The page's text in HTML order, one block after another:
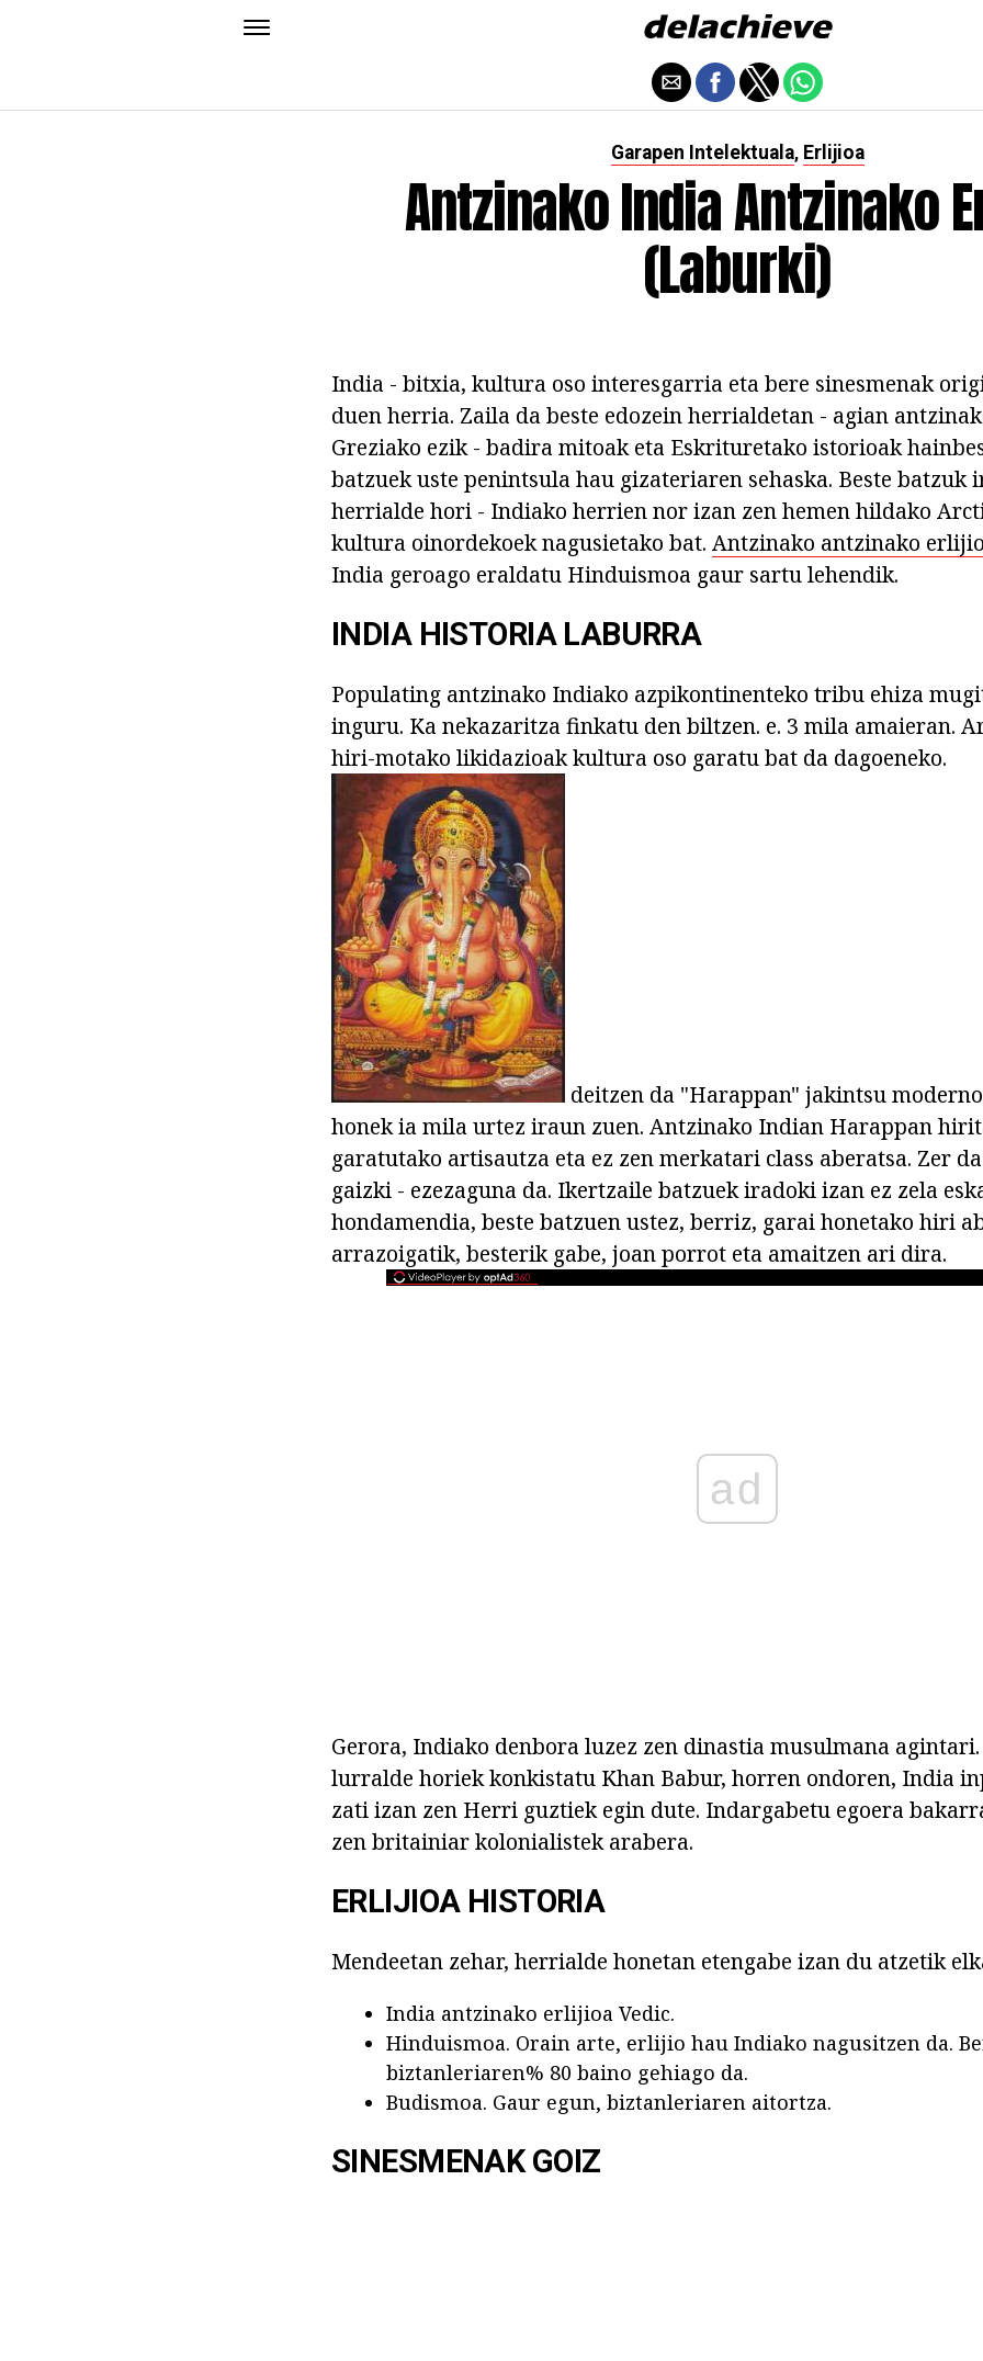
Garapen Intelektuala, Erlijioa
Antzinako India Antzinako
(laburki)
India - bitxia, kultura oso interesgarria eta bere sinesmenak
duen herria. Zaila da beste edozein herrialdetan - agian
Greziako ezik - badira mitoak eta Eskrituretako istorioak
batzuek uste penintsula hau gizateriaren sehaska. Beste batzuk
herrialde hori - Indiako herrien nor izan zen hemen hildako
kultura oinordekoek nagusietako bat. Antzinako antzinako erlijio
India geroago eraldatu Hinduismoa gaur sartu lehendik.
INDIA HISTORIA LABURRA
Populating antzinako Indiako azpikontinenteko tribu ehiza
inguru. Ka nekazaritza finkatu den biltzen. e. 3 mila amaieran.
hiri-motako likidazioak kultura oso garatu bat da dagoeneko.
deitzen da "Harappan" jakintsu
honek ia mila urtez iraun zuen. Antzinako Indian Harappan
garatutako artisautza eta ez zen merkatari class aberatsa. Zer
gaizki - ezezaguna da. Ikertzaile batzuek iradoki izan ez zela
hondamendia, beste batzuen ustez, berriz, garai honetako hiri
arrazoigatik, besterik gabe, joan porrot eta amaitzen ari dira.
ad
Gerora, Indiako denbora luzez zen dinastia musulmana
lurralde horiek konkistatu Khan Babur, horren ondoren, India
zati izan zen Herri guztiek egin dute. Indargabetu egoera
zen britainiar kolonialistek arabera.
ERLIJIOA HISTORIA
Mendeetan zehar, herrialde honetan etengabe izan du atzetik
India antzinako erlijioa Vedic.
Hinduismoa. Orain arte, erlijio hau Indiako nagusitzen da.
biztanleriaren% 80 baino gehiago da.
Budismoa. Gaur egun, biztanleriaren aitortza.
SINESMENAK GOIZ